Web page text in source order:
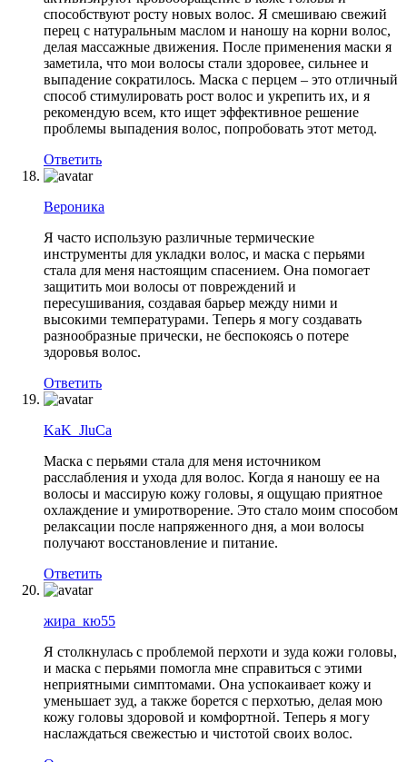
способствуют росту новых волос. Я смешиваю свежий
перец с натуральным маслом и наношу на корни волос,
делая массажные движения. После применения маски я
заметила, что мои волосы стали здоровее, сильнее и
выпадение сократилось. Маска с перцем – это отличный
способ стимулировать рост волос и укрепить их, и я
рекомендую всем, кто ищет эффективное решение
проблемы выпадения волос, попробовать этот метод.
Ответить
Вероника
Я часто использую различные термические
инструменты для укладки волос, и маска с перьями
стала для меня настоящим спасением. Она помогает
защитить мои волосы от повреждений и
пересушивания, создавая барьер между ними и
высокими температурами. Теперь я могу создавать
разнообразные прически, не беспокоясь о потере
здоровья волос.
Ответить
KaK_JluCa
Маска с перьями стала для меня источником
расслабления и ухода для волос. Когда я наношу ее на
волосы и массирую кожу головы, я ощущаю приятное
охлаждение и умиротворение. Это стало моим способом
релаксации после напряженного дня, а мои волосы
получают восстановление и питание.
Ответить
жира_кю55
Я столкнулась с проблемой перхоти и зуда кожи головы,
и маска с перьями помогла мне справиться с этими
неприятными симптомами. Она успокаивает кожу и
уменьшает зуд, а также борется с перхотью, делая мою
кожу головы здоровой и комфортной. Теперь я могу
наслаждаться свежестью и чистотой своих волос.